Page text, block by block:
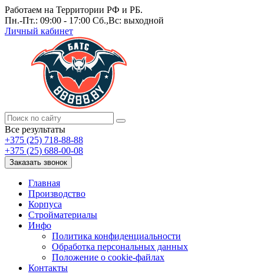
Работаем на Территории РФ и РБ.
Пн.-Пт.: 09:00 - 17:00 Сб.,Вс: выходной
Личный кабинет
Все результаты
+375 (25) 718-88-88
+375 (25) 688-00-08
Заказать звонок
Главная
Производство
Корпуса
Стройматериалы
Инфо
Политика конфиденциальности
Обработка персональных данных
Положение о cookie-файлах
Контакты